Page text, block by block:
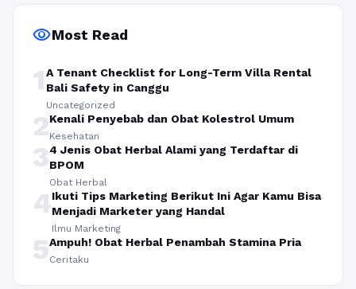
visibilityMost Read
1A Tenant Checklist for Long-Term Villa Rental
Bali Safety in Canggu
Uncategorized
2Kenali Penyebab dan Obat Kolestrol Umum
Kesehatan
34 Jenis Obat Herbal Alami yang Terdaftar di
BPOM
Obat Herbal
4Ikuti Tips Marketing Berikut Ini Agar Kamu Bisa
Menjadi Marketer yang Handal
Ilmu Marketing
5Ampuh! Obat Herbal Penambah Stamina Pria
Ceritaku